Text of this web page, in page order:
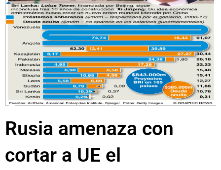
Rusia amenaza con
cortar a UE el